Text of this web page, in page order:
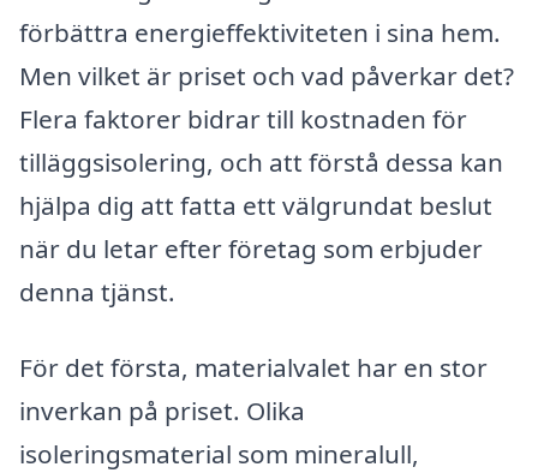
förbättra energieffektiviteten i sina hem.
Men vilket är priset och vad påverkar det?
Flera faktorer bidrar till kostnaden för
tilläggsisolering, och att förstå dessa kan
hjälpa dig att fatta ett välgrundat beslut
när du letar efter företag som erbjuder
denna tjänst.
För det första, materialvalet har en stor
inverkan på priset. Olika
isoleringsmaterial som mineralull,